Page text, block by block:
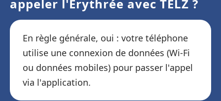
appeler l'Érythrée avec TELZ ?
En règle générale, oui : votre téléphone
utilise une connexion de données (Wi-Fi
ou données mobiles) pour passer l'appel
via l'application.